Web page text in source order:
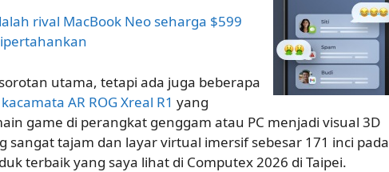
rival MacBook Neo seharga $599
utama, tetapi ada juga beberapa
kacamata AR ROG Xreal R1 yang
game di perangkat genggam atau PC menjadi visual 3D
sangat tajam dan layar virtual imersif sebesar 171 inci pada
terbaik yang saya lihat di Computex 2026 di Taipei.